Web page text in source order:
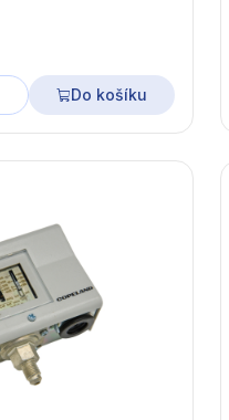
Do košíku